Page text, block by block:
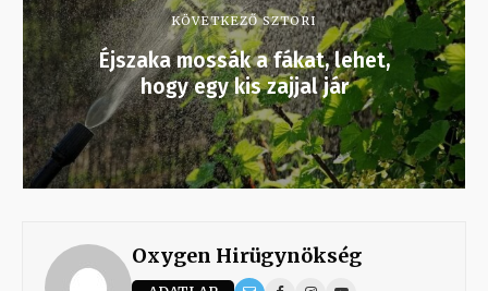
KÖVETKEZŐ SZTORI
Éjszaka mossák a fákat, lehet,
hogy egy kis zajjal jár
Oxygen Hirügynökség